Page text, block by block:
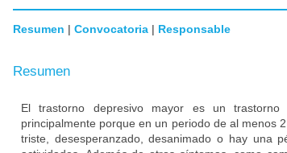
Resumen | Convocatoria | Responsable
Resumen
El trastorno depresivo mayor es un
principalmente porque en un periodo de al menos
triste, desesperanzado, desanimado o hay una